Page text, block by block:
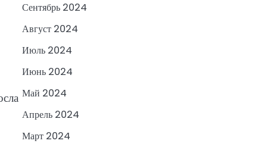
Сентябрь 2024
Август 2024
Июль 2024
Июнь 2024
Май 2024
Апрель 2024
Март 2024